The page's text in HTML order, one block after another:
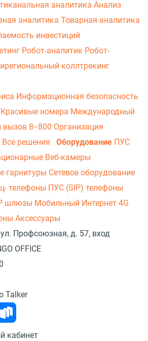
аналитика Анализ
аналитика Товарная аналитика
инвестиций
Робот-аналитик Робот-
коллтрекинг
Информационная безопасность
Красивые номера Международный
вызов 8−800 Организация
Все решения Оборудование ПУС
Веб-камеры
гарнитуры Сетевое оборудование
телефоны ПУС (SIP) телефоны
шлюзы Мобильный Интернет 4G
Аксессуары
Профсоюзная, д. 57, вход
OFFICE
Talker
кабинет